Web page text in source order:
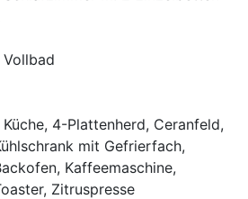
Vollbad
Küche, 4-Plattenherd, Ceranfeld,
mit Gefrierfach,
Kaffeemaschine,
Zitruspresse